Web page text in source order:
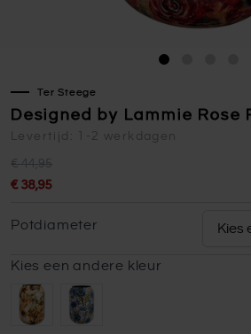
Ter Steege
Designed by Lammie Rose
Levertijd: 1-2 werkdagen
€ 44,95
€ 38,95
Potdiameter
Kies een andere kleur